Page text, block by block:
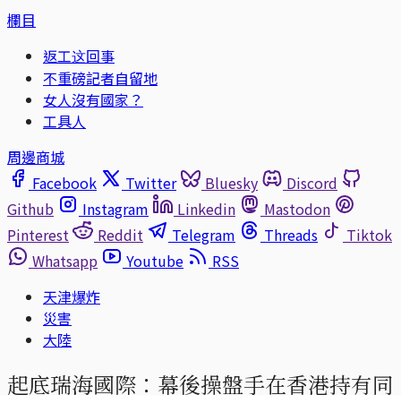
欄目
返工这回事
不重磅記者自留地
女人沒有國家？
工具人
周邊商城
Facebook
Twitter Bluesky
Discord
Github
Instagram Linkedin
Mastodon
Pinterest
Reddit Telegram Threads
Tiktok
Whatsapp
Youtube
RSS
天津爆炸
災害
大陸
起底瑞海國際：幕後操盤手在香港持有同